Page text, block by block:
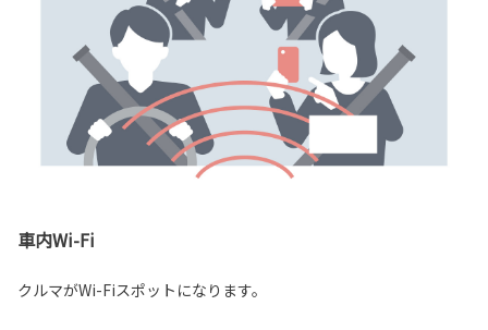
車内Wi-Fi
クルマがWi-Fiスポットになります。